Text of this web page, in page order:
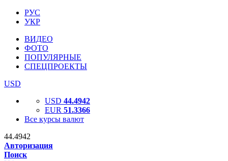
РУС
УКР
ВИДЕО
ФОТО
ПОПУЛЯРНЫЕ
СПЕЦПРОЕКТЫ
USD
USD 44.4942
EUR 51.3366
Все курсы валют
44.4942
Авторизация
Поиск